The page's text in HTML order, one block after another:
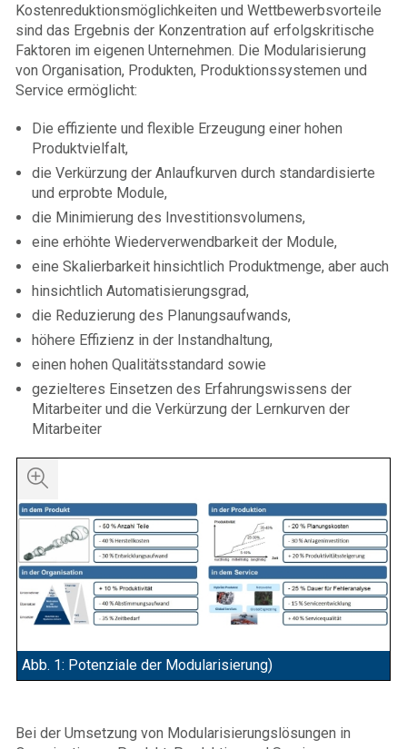
Kostenreduktionsmöglichkeiten und Wettbewerbsvorteile
sind das Ergebnis der Konzentration auf erfolgskritische
Faktoren im eigenen Unternehmen. Die Modularisierung
von Organisation, Produkten, Produktionssystemen und
Service ermöglicht:
Die effiziente und flexible Erzeugung einer hohen
Produktvielfalt,
die Verkürzung der Anlaufkurven durch standardisierte
und erprobte Module,
die Minimierung des Investitionsvolumens,
eine erhöhte Wiederverwendbarkeit der Module,
eine Skalierbarkeit hinsichtlich Produktmenge, aber auch
hinsichtlich Automatisierungsgrad,
die Reduzierung des Planungsaufwands,
höhere Effizienz in der Instandhaltung,
einen hohen Qualitätsstandard sowie
gezielteres Einsetzen des Erfahrungswissens der
Mitarbeiter und die Verkürzung der Lernkurven der
Mitarbeiter
Abb. 1: Potenziale der Modularisierung)
Bei der Umsetzung von Modularisierungslösungen in